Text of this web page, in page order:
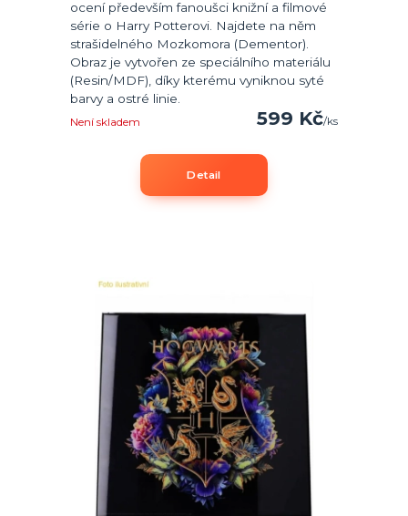
ocení především fanoušci knižní a filmové
série o Harry Potterovi. Najdete na něm
strašidelného Mozkomora (Dementor).
Obraz je vytvořen ze speciálního materiálu
(Resin/MDF), díky kterému vyniknou syté
barvy a ostré linie.
599 Kč/ks
Není skladem
Detail